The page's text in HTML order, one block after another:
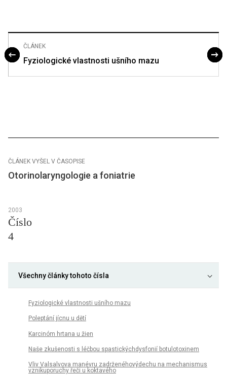
ČLÁNEK
Fyziologické vlastnosti ušního mazu
ČLÁNEK VYŠEL V ČASOPISE
Otorinolaryngologie a foniatrie
2003
Číslo
4
Všechny články tohoto čísla
Fyziologické vlastnosti ušního mazu
Poleptání jícnu u dětí
Karcinóm hrtana u žien
Naše zkušenosti s léčbou spastickýchdysfonií botulotoxinem
Vliv Valsalvova manévru zadrženéhovýdechu na mechanismus
vznikuporuchy řeči u koktavého